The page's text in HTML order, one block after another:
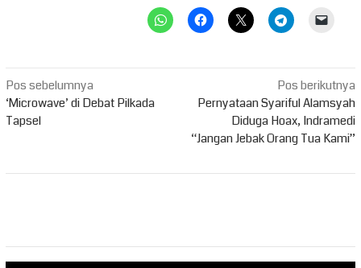
Navigasi
pos
Pos sebelumnya
‘Microwave’ di Debat Pilkada
Tapsel
Pos berikutnya
Pernyataan Syariful Alamsyah
Diduga Hoax, Indramedi
“Jangan Jebak Orang Tua Kami”